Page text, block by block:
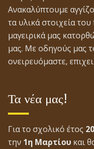
Ανακαλύπτουμε
τα υλικά στοιχεία
μαγειρικά μας
μας. Με οδηγούς μας
ονειρευόμαστε,
Τα νέα μας!
Για το σχολικό έτος
την 1η Μαρτίου και